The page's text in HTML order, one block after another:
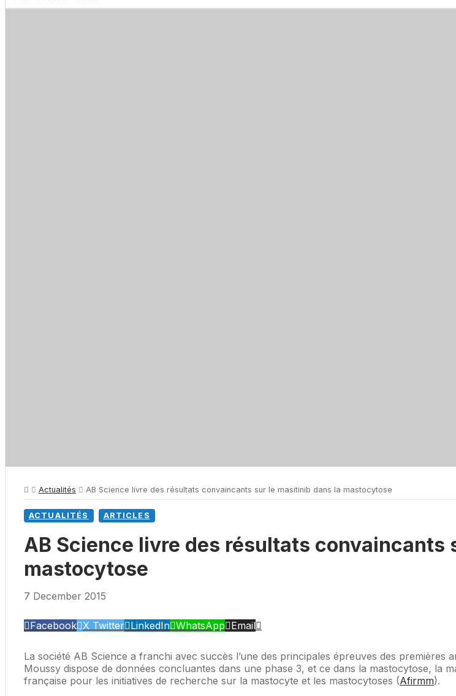
Actualités AB Science livre des résultats convaincants sur le masitinib dans la mastocytose
ACTUALITÉS ARTICLES
AB Science livre des résultats convaincants
mastocytose
7 December 2015
Facebook X Twitter LinkedIn WhatsApp Email
La société AB Science a franchi avec succès l’une des principales épreuves des
Moussy dispose de données concluantes dans une phase 3, et ce dans la mastocytose, la
française pour les initiatives de recherche sur la mastocyte et les mastocytoses (Afirmm).